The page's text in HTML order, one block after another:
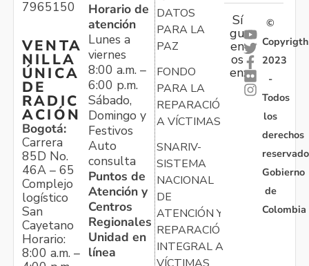
7965150
VENTA
NILLA
ÚNICA
DE
RADIC
ACIÓN
Bogotá:
Carrera
85D No.
46A – 65
Complejo
logístico
San
Cayetano
Horario:
8:00 a.m. –
Horario de
atención
Lunes a
viernes
8:00 a.m. –
6:00 p.m.
Sábado,
Domingo y
Festivos
Auto
consulta
Puntos de
Atención y
Centros
Regionales
Unidad en
línea
DATOS
PARA LA
PAZ
FONDO
PARA LA
REPARACIÓN
A VÍCTIMAS
SNARIV-
SISTEMA
NACIONAL
DE
ATENCIÓN Y
REPARACIÓN
INTEGRAL A
Sí
gu
en
os
en:
©
Copyrigth
2023
-
Todos
los
derechos
Gobierno
de
Colombia